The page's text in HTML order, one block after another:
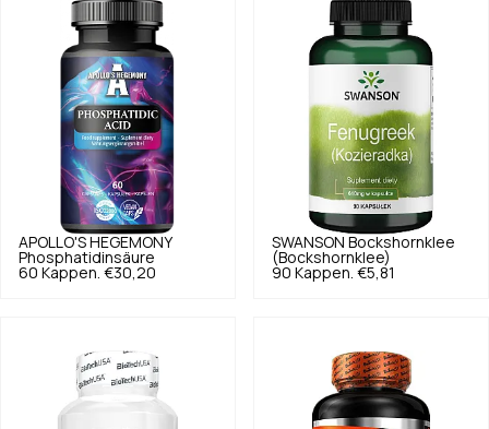
APOLLO'S HEGEMONY
Phosphatidinsäure
60 Kappen. €30,20
SWANSON Bockshornklee
(Bockshornklee)
90 Kappen. €5,81